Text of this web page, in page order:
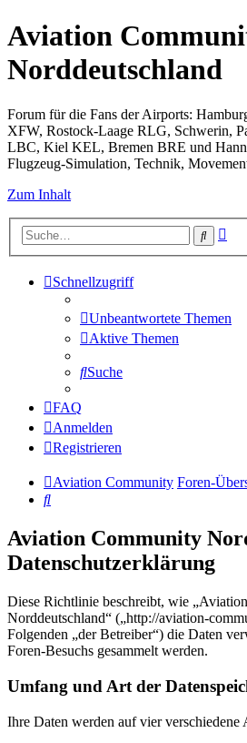
Aviation
Norddeutschland
Forum für die Fans der Airports:
XFW, Rostock-Laage RLG, Schwerin,
LBC, Kiel KEL, Bremen BRE und
Flugzeug-Simulation, Technik,
Zum Inhalt
Suche
Schnellzugriff
Unbeantwortete Themen
Aktive Themen
Suche
FAQ
Anmelden
Registrieren
Aviation Community Foren-
Suche
Aviation Community
Datenschutzerklärung
Diese Richtlinie beschreibt, wie
Norddeutschland“ („http://aviation-
Folgenden „der Betreiber“) die Daten
Foren-Besuchs gesammelt werden.
Umfang und Art der
Ihre Daten werden auf vier verschiedene